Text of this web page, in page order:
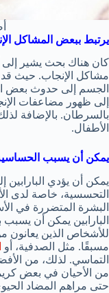
يرتبط ببعض المشاكل
كان هناك بحث يشير إلى
مشاكل الإنجاب. حيث قد
الجسم إلى حدوث بعض
إلى ظهور مضاعفات
بالسرطان. بالإضافة
الأطفال.
يمكن أن يسبب
يمكن أن يؤدي البارابين
التحسسية، خاصة لدى
البشرة المتضررة في
البارابين يمكن أن
للأشخاص الذين يعانون
مسبقًا. مثل الصدفية، أو
التماسي. لذلك، من
من الأحيان في بعض
حتى مراهم المضاد